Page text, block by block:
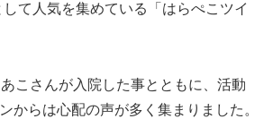
て人気を集めている「はらぺこツイ
こさんが入院した事とともに、活動
からは心配の声が多く集まりました。